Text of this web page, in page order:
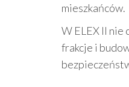
mieszkańców.
W ELEX II nie
frakcje i